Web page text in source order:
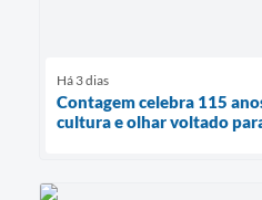
Há 3 dias
Contagem celebra 115
cultura e olhar voltado